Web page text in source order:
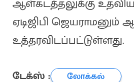
ஆள்கடத்தலுக்கு
ஏடிஜிபி ஜெயராமனும்
உத்தரவிடப்பட்டுள்ளது.
டேக்ஸ் :
லோக்கல்